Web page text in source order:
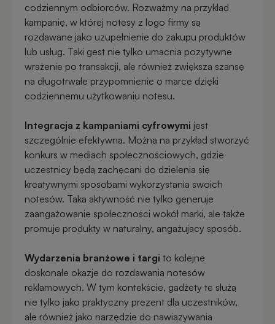
codziennym odbiorców. Rozważmy na przykład
kampanię, w której notesy z logo firmy są
rozdawane jako uzupełnienie do zakupu produktów
lub usług. Taki gest nie tylko umacnia pozytywne
wrażenie po transakcji, ale również zwiększa szansę
na długotrwałe przypomnienie o marce dzięki
codziennemu użytkowaniu notesu.
Integracja z kampaniami cyfrowymi jest
szczególnie efektywna. Można na przykład stworzyć
konkurs w mediach społecznościowych, gdzie
uczestnicy będą zachęcani do dzielenia się
kreatywnymi sposobami wykorzystania swoich
notesów. Taka aktywność nie tylko generuje
zaangażowanie społeczności wokół marki, ale także
promuje produkty w naturalny, angażujący sposób.
Wydarzenia branżowe i targi to kolejne
doskonałe okazje do rozdawania notesów
reklamowych. W tym kontekście, gadżety te służą
nie tylko jako praktyczny prezent dla uczestników,
ale również jako narzędzie do nawiązywania